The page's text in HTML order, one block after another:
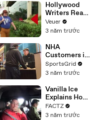
Hollywood
Writers Reach
‘Tentative
Agreement’
After 146 Day
Strike
Veuer
3 năm trước
NHA
Customers in
Limbo as
Company
Potential
Merger
SportsGrid
3 năm trước
Vanilla Ice
Explains How
the 90’s
Shaped
FACTZ
3 năm trước